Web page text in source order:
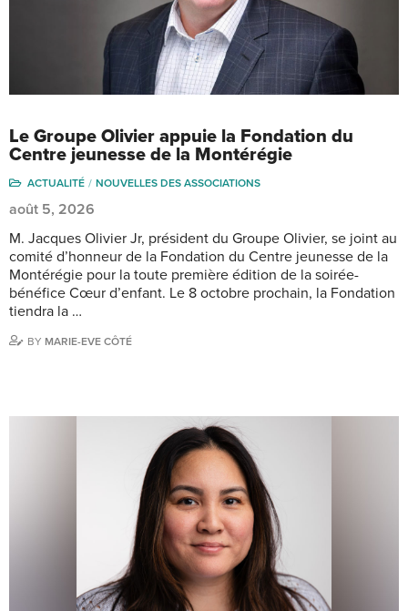
Le Groupe Olivier appuie la Fondation du
Centre jeunesse de la Montérégie
ACTUALITÉ NOUVELLES DES ASSOCIATIONS
août 5, 2026
M. Jacques Olivier Jr, président du Groupe Olivier, se joint au
comité d’honneur de la Fondation du Centre jeunesse de la
Montérégie pour la toute première édition de la soirée-
bénéfice Cœur d’enfant. Le 8 octobre prochain, la Fondation
tiendra la …
BY MARIE-EVE CÔTÉ